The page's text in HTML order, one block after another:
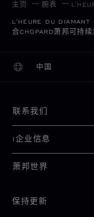
主页 腕表
L'HEURE DU
合CHOPARD萧邦可持
中国
本地化（更改
更改国家/地区
联系我们
I企业信息
萧邦世界
保持更新